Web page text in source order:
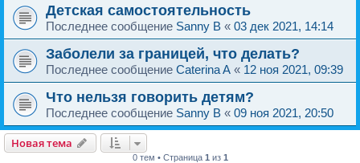
Детская самостоятельность
Последнее сообщение Sanny B « 03 дек 2021, 14:14
Заболели за границей, что делать?
Последнее сообщение Caterina A « 12 ноя 2021, 09:39
Что нельзя говорить детям?
Последнее сообщение Sanny B « 09 ноя 2021, 20:50
Новая тема
0 тем • Страница 1 из 1